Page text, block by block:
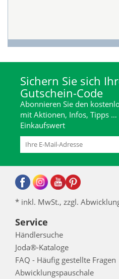
Sichern Sie sich
Gutschein-Code
Abonnieren Sie den
mit Aktionen, Infos, Tipps
Einkaufswert
* inkl. MwSt., zzgl.
Service
Händlersuche
Joda®-Kataloge
FAQ - Häufig gestellte Fragen
Abwicklungspauschale